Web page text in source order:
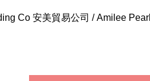
Co 安美貿易公司 / Amilee